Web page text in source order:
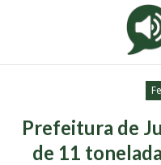
Prefeitura de
de 11